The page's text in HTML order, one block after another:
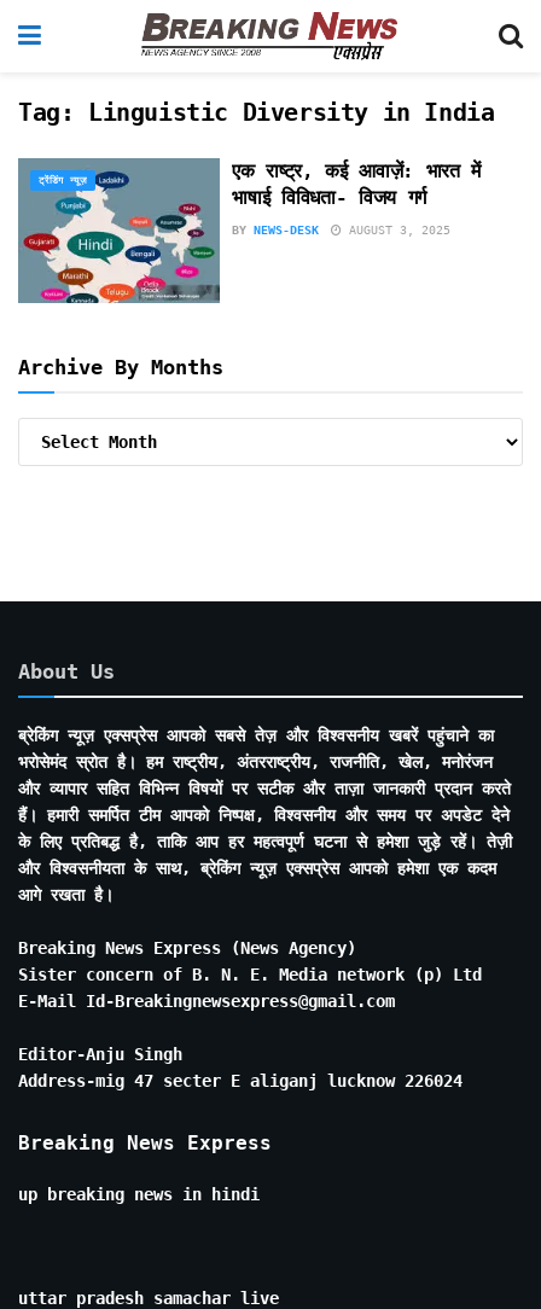
Tag: Linguistic Diversity in India
ट्रेंडिंग न्यूज़
एक राष्ट्र, कई आवाज़ें: भारत में
भाषाई विविधता- विजय गर्ग
BY NEWS-DESK AUGUST 3, 2025
Archive By Months
About Us
ब्रेकिंग न्यूज़ एक्सप्रेस आपको सबसे तेज़ और विश्वसनीय खबरें पहुंचाने का
भरोसेमंद स्रोत है। हम राष्ट्रीय, अंतरराष्ट्रीय, राजनीति, खेल, मनोरंजन
और व्यापार सहित विभिन्न विषयों पर सटीक और ताज़ा जानकारी प्रदान करते
हैं। हमारी समर्पित टीम आपको निष्पक्ष, विश्वसनीय और समय पर अपडेट देने
के लिए प्रतिबद्ध है, ताकि आप हर महत्वपूर्ण घटना से हमेशा जुड़े रहें। तेज़ी
और विश्वसनीयता के साथ, ब्रेकिंग न्यूज़ एक्सप्रेस आपको हमेशा एक कदम
आगे रखता है।
Breaking News Express (News Agency)
Sister concern of B. N. E. Media network (p) Ltd
E-Mail Id-Breakingnewsexpress@gmail.com
Editor-Anju Singh
Address-mig 47 secter E aliganj lucknow 226024
Breaking News Express
up breaking news in hindi
uttar pradesh samachar live